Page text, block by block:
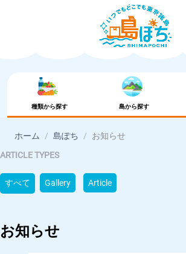
種類から探す 島から探す
ホーム / 島ぽち /
お知らせ
ARTICLE TYPES
すべて Gallery Article
お知らせ